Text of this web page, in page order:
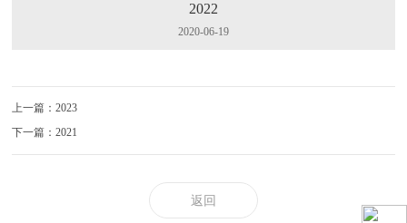
2022
2020-06-19
上一篇：2023
下一篇：2021
返回